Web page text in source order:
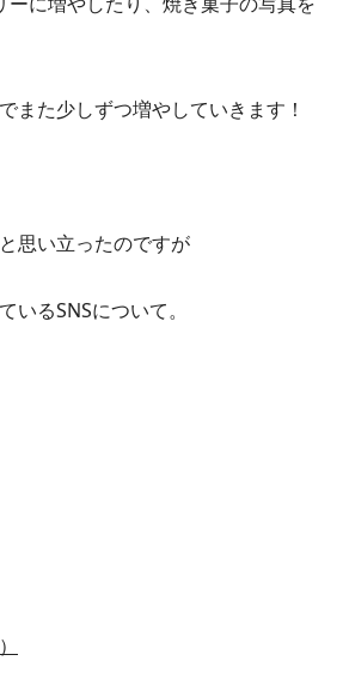
また少しずつ増やしていきます！
思い立ったのですが
いるSNSについて。